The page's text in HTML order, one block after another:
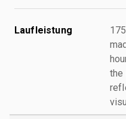
Laufleistung
the